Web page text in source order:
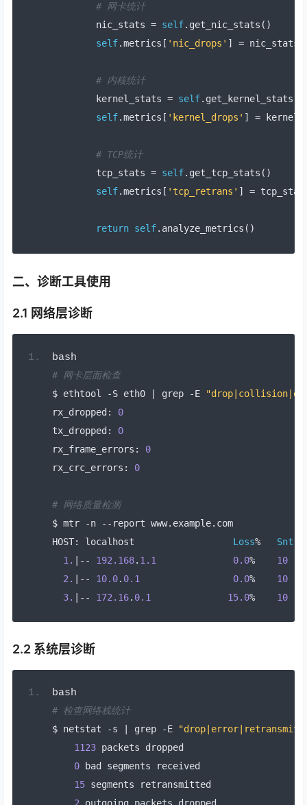
# 网卡统计
        nic_stats
= self. get_nic_stats ()
self.metrics [ 'nic_drops' ] = nic_stats
# 内核统计
        kernel_stats
= self. get_kernel_stats
self.metrics [ 'kernel_drops' ] =
# TCP统计
        tcp_stats
= self. get_tcp_stats ()
self.metrics [ 'tcp_retrans' ] =
return self. analyze_metrics ()
二、诊断工具使用
2.1 网络层诊断
bash
# 网卡层面检查
$ ethtool
-S eth0 | grep -E
rx_dropped :
0
tx_dropped :
0
rx_frame_errors :
0
rx_crc_errors : 0
# 网络质量检测
$ mtr
-n -- report www. example. com
HOST: localhost Loss%
Snt
1. |-- 192.168. 1.1 0.0%
10
2. |-- 10.0. 0.1 0.0%
10
3. |-- 172.16. 0.1 15.0% 10
2.2 系统层诊断
bash
# 检查网络栈统计
$ netstat
-s grep -E
1123 packets dropped
0 bad segments received
15 segments retransmitted